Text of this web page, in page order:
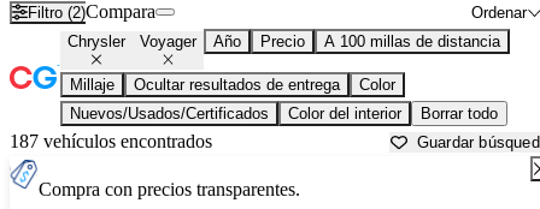
Filtro (2) Ordenar
Compara
Chrysler Voyager Año Precio A 100 millas de distancia
Millaje Ocultar resultados de entrega
Color
Nuevos/Usados/Certificados
Color del interior Borrar todo
187 vehículos encontrados Guardar
Compra con precios transparentes.